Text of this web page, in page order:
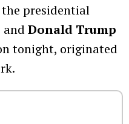
presidential
and Donald Trump
tonight, originated